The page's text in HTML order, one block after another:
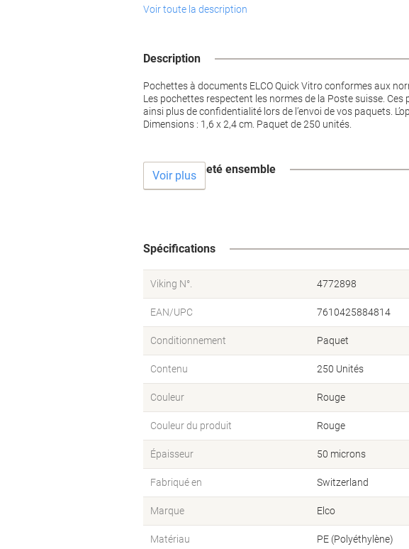
Voir toute la description
Description
Pochettes à documents ELCO Quick Vitro conformes aux
Les pochettes respectent les normes de la Poste suisse.
ainsi plus de confidentialité lors de l’envoi de vos paquets.
Dimensions : 1,6 x 2,4 cm. Paquet de 250 unités.
Souvent acheté ensemble
Voir plus
Spécifications
Viking N°. 4772898
EAN/UPC 7610425884814
Conditionnement Paquet
Contenu 250 Unités
Couleur Rouge
Couleur du produit Rouge
Épaisseur 50 microns
Fabriqué en Switzerland
Marque Elco
Matériau PE (Polyéthylène)